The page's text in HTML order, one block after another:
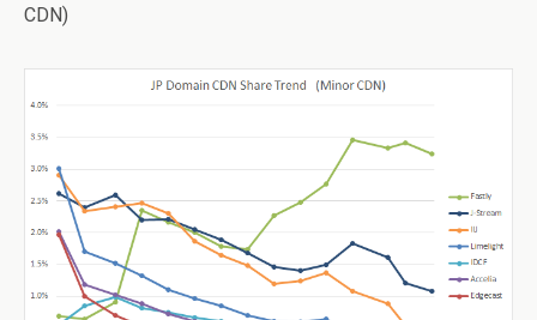
CDN)